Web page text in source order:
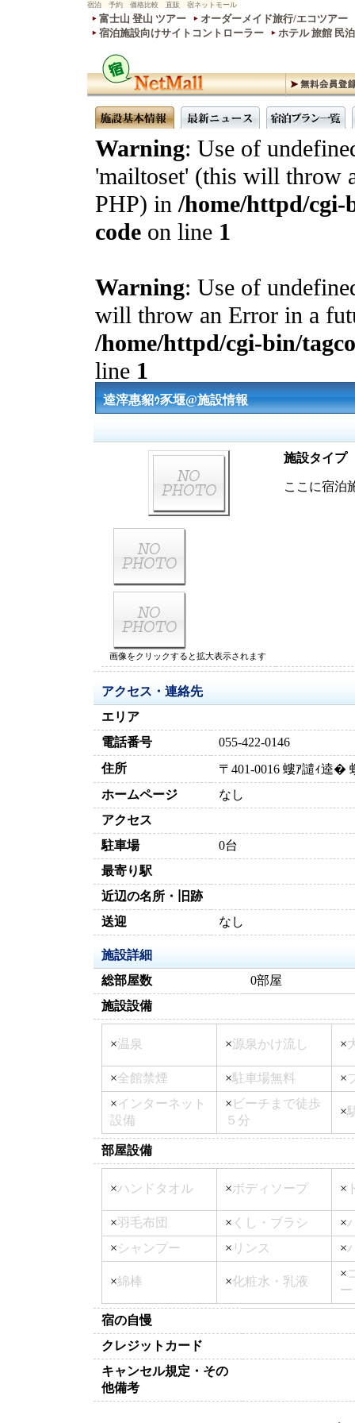
宿泊 予約 価格比較 直販 宿ネットモール
富士山 登山 ツアー
オーダーメイド旅行/エコツアー
宿泊施設向けサイトコントローラー
ホテル 旅館 民
Warning: Use of
'mailtoset' (this will throw
PHP) in/home/httpd/cgi-
code on line 1
Warning: Use of
will throw an Error in a
/home/httpd/cgi-bin/
line 1
逵滓惠貂ｩ豕堰@施設情報
施設タイプ
ここに宿泊
画像をクリックすると拡大表示されます
アクセス・連絡先
エリア
電話番号
055-422-0146
住所
〒401-0016 螻ｱ譴ｨ逵�
ホームページ
なし
アクセス
駐車場
0台
最寄り駅
近辺の名所・旧跡
送迎
なし
施設詳細
総部屋数
0部屋
施設設備
×温泉 ×源泉かけ流し ×
×全館禁煙 ×駐車場無料 ×
×インターネット
設備
× ビーチまで徒歩
５分
×
部屋設備
×ハンドタオル ×ボディソープ ×
×羽毛布団 × くし・ブラシ ×
×シャンプー × リンス ×
×綿棒 ×化粧水・乳液
×
ー
宿の自慢
クレジットカード
キャンセル規定・その
他備考